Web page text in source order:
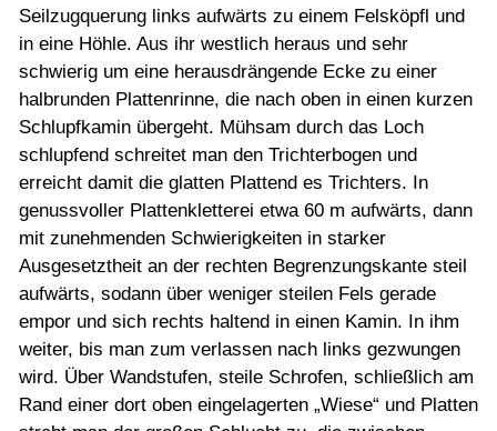
Seilzugquerung links aufwärts zu einem Felsköpfl und
in eine Höhle. Aus ihr westlich heraus und sehr
schwierig um eine herausdrängende Ecke zu einer
halbrunden Plattenrinne, die nach oben in einen kurzen
Schlupfkamin übergeht. Mühsam durch das Loch
schlupfend schreitet man den Trichterbogen und
erreicht damit die glatten Plattend es Trichters. In
genussvoller Plattenkletterei etwa 60 m aufwärts, dann
mit zunehmenden Schwierigkeiten in starker
Ausgesetztheit an der rechten Begrenzungskante steil
aufwärts, sodann über weniger steilen Fels gerade
empor und sich rechts haltend in einen Kamin. In ihm
weiter, bis man zum verlassen nach links gezwungen
wird. Über Wandstufen, steile Schrofen, schließlich am
Rand einer dort oben eingelagerten „Wiese“ und Platten